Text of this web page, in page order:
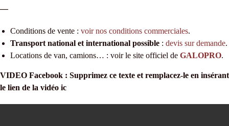
—
Conditions de vente : voir nos conditions commerciales.
Transport national et international possible : devis sur demande.
Locations de van, camions… : voir le site officiel de GALOPRO.
VIDEO Facebook : Supprimez ce texte et remplacez-le en insérant
le lien de la vidéo ic